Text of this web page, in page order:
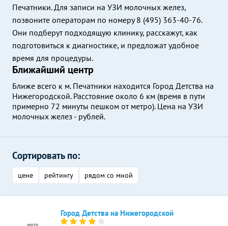
Печатники. Для записи на УЗИ молочных желез,
позвоните операторам по номеру 8 (495) 363-40-76.
Они подберут подходящую клинику, расскажут, как
подготовиться к диагностике, и предложат удобное
время для процедуры.
Ближайший центр
Ближе всего к м. Печатники находится Город Детства на
Нижегородской. Расстояние около 6 км (время в пути
примерно 72 минуты пешком от метро). Цена на УЗИ
молочных желез - рублей.
Сортировать по:
цене рейтингу рядом со мной
Город Детства на Нижегородской